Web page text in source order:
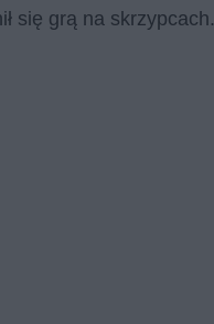
się grą na skrzypcach.